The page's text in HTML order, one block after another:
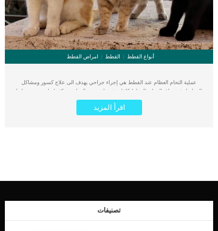
أنواع القطط القطط امراض القطط
عملية التحام العظام عند القطط هي إجراء جراحي يهدف الى علاج كسور ومشاكل
المفاصل فى ساق القطة. القطط كائنات فضولية تحب المغامرة وكثيرا ما تصيب سيقانها
وجسدها نتيجة القفز والجرى والحركة المستمرة. اقرأ ايضا: علاج كسور العظام في
القطط : الالتواء والعرج والكدمات من الممكن أن تصاب مفاصل القطط خصوصا كبار
العملية للقطة […]
اقرأ المزيد
تصنيفات